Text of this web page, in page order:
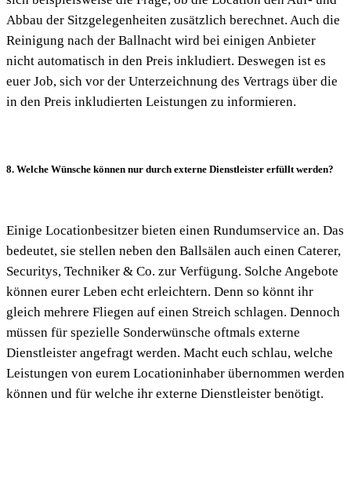
Abbau der Sitzgelegenheiten zusätzlich berechnet. Auch die
Reinigung nach der Ballnacht wird bei einigen Anbieter
nicht automatisch in den Preis inkludiert. Deswegen ist es
euer Job, sich vor der Unterzeichnung des Vertrags über die
in den Preis inkludierten Leistungen zu informieren.
8. Welche Wünsche können nur durch externe Dienstleister erfüllt werden?
Einige Locationbesitzer bieten einen Rundumservice an. Das
bedeutet, sie stellen neben den Ballsälen auch einen Caterer,
Securitys, Techniker & Co. zur Verfügung. Solche Angebote
können eurer Leben echt erleichtern. Denn so könnt ihr
gleich mehrere Fliegen auf einen Streich schlagen. Dennoch
müssen für spezielle Sonderwünsche oftmals externe
Dienstleister angefragt werden. Macht euch schlau, welche
Leistungen von eurem Locationinhaber übernommen werden
können und für welche ihr externe Dienstleister benötigt.